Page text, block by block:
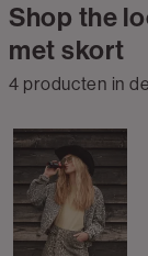
Shop the
met skort
4 producten in